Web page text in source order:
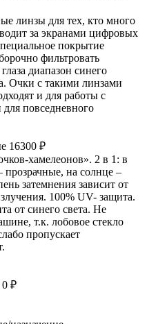
линзы для тех, кто много
за экранами цифровых
покрытие
фильтровать
диапазон синего
Очки с такими линзами
и для работы с
повседневного
16300 ₽
хамелеонов». 2 в 1: в
на солнце –
затемнения зависит от
100% UV- защита.
от синего света. Не
т.к. лобовое стекло
пропускает
0 ₽